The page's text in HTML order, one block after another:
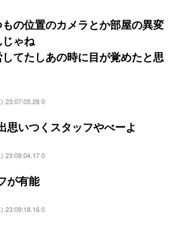
の位置のカメラとか部屋の異変
ゃね
てたしあの時に目が覚めたと思
23:07:05.28 0
思いつくスタッフやべーよ
23:08:04.17 0
が有能
23:09:18.16 0